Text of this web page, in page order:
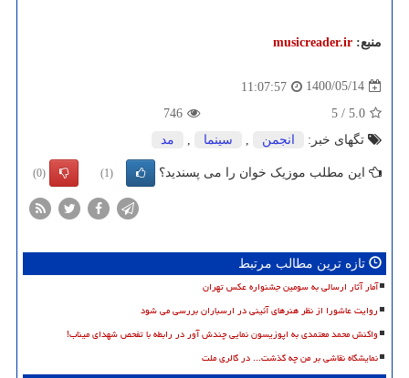
منبع: musicreader.ir
1400/05/14
11:07:57
5.0
/
5
746
تگهای خبر:
انجمن سینما مد
این مطلب موزیک خوان را می پسندید؟ (1)
(0)
تازه ترین مطالب مرتبط
آمار آثار ارسالی به سومین جشنواره عکس تهران
روایت عاشورا از نظر هنرهای آئینی در ارسباران بررسی می شود
واکنش محمد معتمدی به اپوزیسون نمایی چندش آور در رابطه با تفحص شهدای میناب!
نمایشگاه نقاشی بر من چه گذشت... در گالری ملت